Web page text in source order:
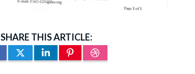
SHARE THIS ARTICLE: